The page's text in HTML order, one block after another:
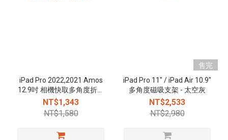
iPad Pro 2022,2021 Amos
12.9吋 相機快取多角度折疊
布紋皮套(磁扣) - 雅痞灰
NT$1,343
NT$1,580
售完
iPad Pro 11" / iPad Air 10.9"
多角度磁吸支架 - 太空灰
NT$2,533
NT$2,980